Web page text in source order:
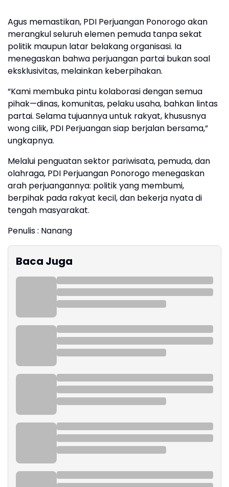
Agus memastikan, PDI Perjuangan Ponorogo akan
merangkul seluruh elemen pemuda tanpa sekat
politik maupun latar belakang organisasi. Ia
menegaskan bahwa perjuangan partai bukan soal
eksklusivitas, melainkan keberpihakan.
“Kami membuka pintu kolaborasi dengan semua
pihak—dinas, komunitas, pelaku usaha, bahkan lintas
partai. Selama tujuannya untuk rakyat, khususnya
wong cilik, PDI Perjuangan siap berjalan bersama,”
ungkapnya.
Melalui penguatan sektor pariwisata, pemuda, dan
olahraga, PDI Perjuangan Ponorogo menegaskan
arah perjuangannya: politik yang membumi,
berpihak pada rakyat kecil, dan bekerja nyata di
tengah masyarakat.
Penulis : Nanang
Baca Juga